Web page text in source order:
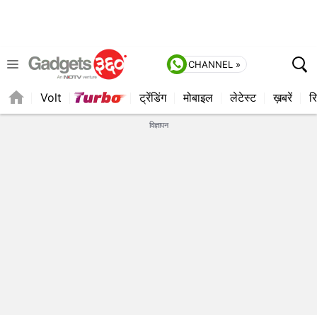
CHANNEL »
Volt ट्रेंडिंग मोबाइल लेटेस्ट ख़बरें
विज्ञापन